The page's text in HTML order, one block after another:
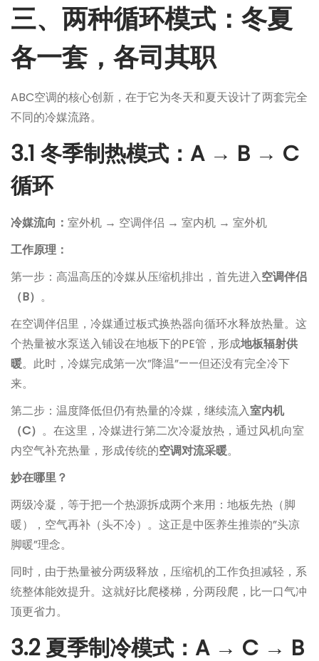
三、两种循环模式：冬夏
各一套，各司其职
ABC空调的核心创新，在于它为冬天和夏天设计了两套完全
不同的冷媒流路。
3.1 冬季制热模式：A → B → C
循环
冷媒流向： 室外机 → 空调伴侣 → 室内机 → 室外机
工作原理：
第一步：高温高压的冷媒从压缩机排出，首先进入空调伴侣
（B） 。
在空调伴侣里，冷媒通过板式换热器向循环水释放热量。这
个热量被水泵送入铺设在地板下的PE管，形成地板辐射供
暖。此时，冷媒完成第一次”降温”——但还没有完全冷下
来。
第二步：温度降低但仍有热量的冷媒，继续流入室内机
（C） 。在这里，冷媒进行第二次冷凝放热，通过风机向室
内空气补充热量，形成传统的空调对流采暖。
妙在哪里？
两级冷凝，等于把一个热源拆成两个来用：地板先热（脚
暖），空气再补（头不冷）。这正是中医养生推崇的”头凉
脚暖”理念。
同时，由于热量被分两级释放，压缩机的工作负担减轻，系
统整体能效提升。这就好比爬楼梯，分两段爬，比一口气冲
顶更省力。
3.2 夏季制冷模式：A → C → B